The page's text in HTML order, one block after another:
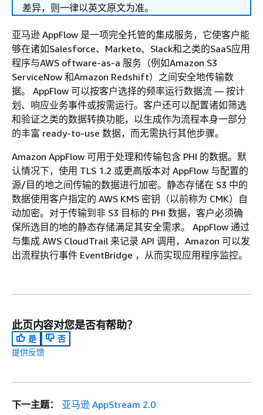
差异，则一律以英文原文为准。
亚马逊 AppFlow 是一项完全托管的集成服务，它使客户能
够在诸如Salesforce、Marketo、Slack和之类的SaaS应用
程序与AWS oftware-as-a 服务（例如Amazon S3
ServiceNow 和Amazon Redshift）之间安全地传输数
据。 AppFlow 可以按客户选择的频率运行数据流 — 按计
划、响应业务事件或按需运行。客户还可以配置诸如筛选
和验证之类的数据转换功能，以生成作为流程本身一部分
的丰富 ready-to-use 数据，而无需执行其他步骤。
Amazon AppFlow 可用于处理和传输包含 PHI 的数据。默
认情况下，使用 TLS 1.2 或更高版本对 AppFlow 与配置的
源/目的地之间传输的数据进行加密。静态存储在 S3 中的
数据使用客户指定的 AWS KMS 密钥（以前称为 CMK）自
动加密。对于传输到非 S3 目标的 PHI 数据，客户必须确
保所选目的地的静态存储满足其安全需求。 AppFlow 通过
与集成 AWS CloudTrail 来记录 API 调用，Amazon 可以发
出流程执行事件 EventBridge ，从而实现应用程序监控。
此页内容对您是否有帮助？
是
否
提供反馈
下一主题：
亚马逊 AppStream 2.0